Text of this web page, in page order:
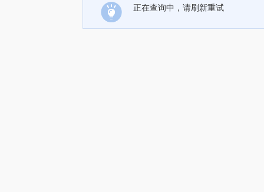
正在查询中，请刷新重试